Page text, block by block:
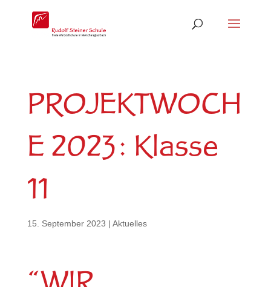
PROJEKTWOCH
E 2023: Klasse
11
15. September 2023 | Aktuelles